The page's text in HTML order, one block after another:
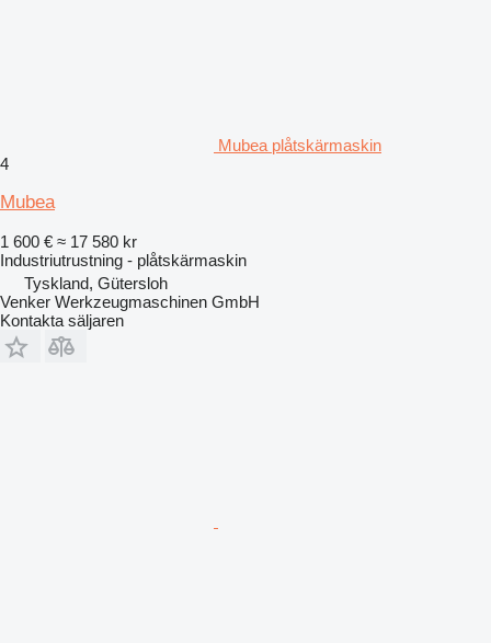
Mubea plåtskärmaskin
4
Mubea
1 600 € ≈ 17 580 kr
Industriutrustning - plåtskärmaskin
Tyskland, Gütersloh
Venker Werkzeugmaschinen GmbH
Kontakta säljaren